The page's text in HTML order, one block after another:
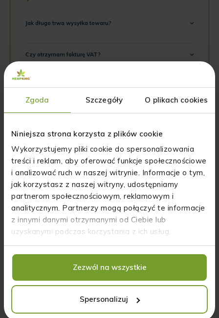
Zgoda Szczegóły O plikach cookies
Niniejsza strona korzysta z plików cookie
Wykorzystujemy pliki cookie do spersonalizowania
treści i reklam, aby oferować funkcje społecznościowe
i analizować ruch w naszej witrynie. Informacje o tym,
jak korzystasz z naszej witryny, udostępniamy
partnerom społecznościowym, reklamowym i
analitycznym. Partnerzy mogą połączyć te informacje
z innymi danymi otrzymanymi od Ciebie lub
uzyskanymi podczas korzystania z ich usług.
Zezwól na wszystkie
Spersonalizuj
Jak długo trwa wysyłka towaru?
Czy otrzymam fakturę VAT?
Sposób użycia
na swoje pytania?
NAPISZ DO NAS
Opinie o produkcie: Berberine Complex+ 510
mg Biowen - 60 kapsułek Krótka data
Pytania i odpowiedzi (0)